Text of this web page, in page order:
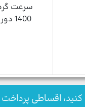
سرعت
1400 دور در دقیقه
کنید، اقساطی